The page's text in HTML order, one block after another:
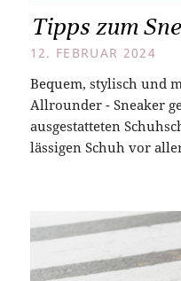
Tipps zum
12. FEBRUAR 2024
Bequem, stylisch und
Allrounder - Sneaker
ausgestatteten
lässigen Schuh vor